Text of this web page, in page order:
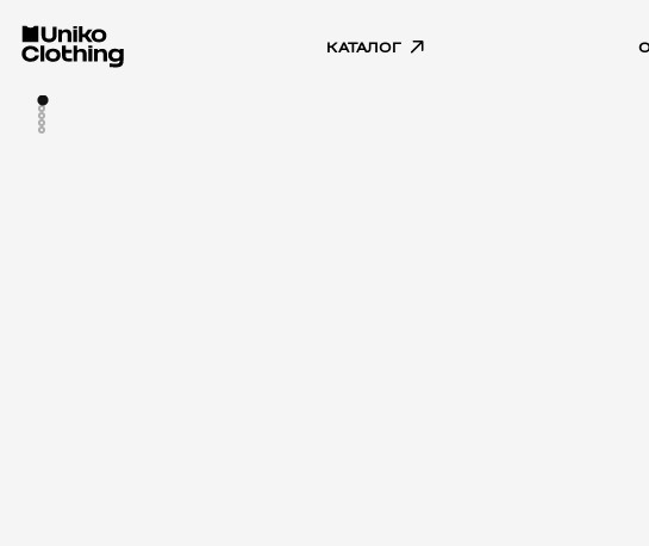
КАТАЛОГ